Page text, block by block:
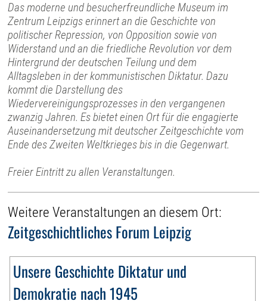
Das moderne und besucherfreundliche Museum im
Zentrum Leipzigs erinnert an die Geschichte von
politischer Repression, von Opposition sowie von
Widerstand und an die friedliche Revolution vor dem
Hintergrund der deutschen Teilung und dem
Alltagsleben in der kommunistischen Diktatur. Dazu
kommt die Darstellung des
Wiedervereinigungsprozesses in den vergangenen
zwanzig Jahren. Es bietet einen Ort für die engagierte
Auseinandersetzung mit deutscher Zeitgeschichte vom
Ende des Zweiten Weltkrieges bis in die Gegenwart.
Freier Eintritt zu allen Veranstaltungen.
Weitere Veranstaltungen an diesem Ort:
Zeitgeschichtliches Forum Leipzig
Unsere Geschichte Diktatur und
Demokratie nach 1945